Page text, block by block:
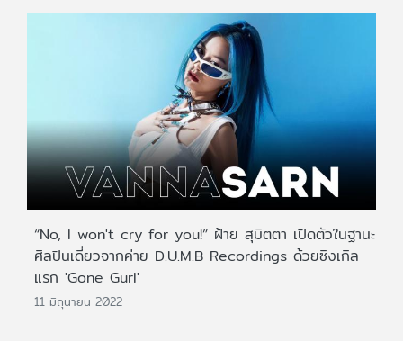
“No, I won't cry for you!” ฝ้าย สุมิตตา เปิดตัวในฐานะ
ศิลปินเดี่ยวจากค่าย D.U.M.B Recordings ด้วยซิงเกิล
แรก 'Gone Gurl'
11 มิถุนายน 2022